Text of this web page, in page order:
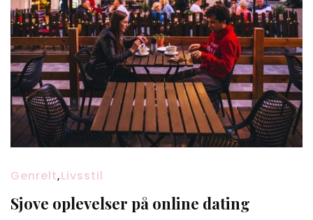
Genrelt,Livsstil
Sjove oplevelser på online dating